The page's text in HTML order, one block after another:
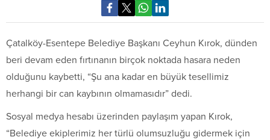
Çatalköy-Esentepe Belediye Başkanı Ceyhun Kırok, dünden
beri devam eden fırtınanın birçok noktada hasara neden
olduğunu kaybetti, “Şu ana kadar en büyük tesellimiz
herhangi bir can kaybının olmamasıdır” dedi.
Sosyal medya hesabı üzerinden paylaşım yapan Kırok,
“Belediye ekiplerimiz her türlü olumsuzluğu gidermek için